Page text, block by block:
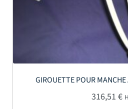
GIROUETTE POUR
316,51 €